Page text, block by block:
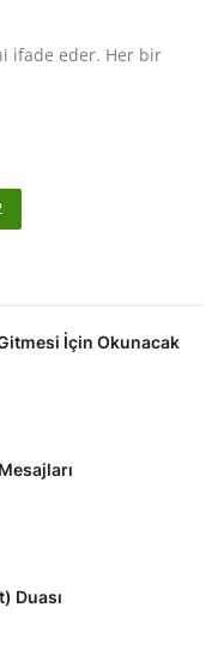
ifade eder. Her bir
İçin Okunacak
Duası